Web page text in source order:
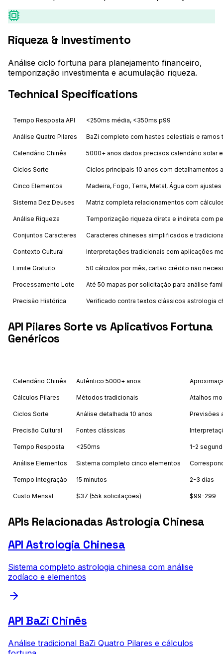
Riqueza & Investimento
Análise ciclo fortuna para planejamento financeiro,
temporização investimenta e acumulação riqueza.
Technical Specifications
Tempo Resposta API <250ms média, <350ms p99
Análise Quatro Pilares BaZi completo com hastes celestiais e ramos
Calendário Chinês 5000+ anos dados precisos calendário solar
Ciclos Sorte Ciclos principais 10 anos com detalhamentos
Cinco Elementos Madeira, Fogo, Terra, Metal, Água com
Sistema Dez Deuses Matriz completa relacionamentos com
Análise Riqueza Temporização riqueza direta e indireta com
Conjuntos Caracteres Caracteres chineses simplificados e
Contexto Cultural Interpretações tradicionais com aplicações
Limite Gratuito 50 cálculos por mês, cartão crédito não
Processamento Lote Até 50 mapas por solicitação para análise
Precisão Histórica Verificado contra textos clássicos astrologia
API Pilares Sorte vs Aplicativos Fortuna
Genéricos
Calendário Chinês Autêntico 5000+ anos
Cálculos Pilares Métodos tradicionais Atalhos
Ciclos Sorte Análise detalhada 10 anos Previsões
Precisão Cultural Fontes clássicas
Tempo Resposta <250ms 1-2
Análise Elementos Sistema completo cinco elementos
Tempo Integração 15 minutos 2-3 dias
Custo Mensal $37 (55k solicitações) $99-299
APIs Relacionadas Astrologia Chinesa
API Astrologia Chinesa
Sistema completo astrologia chinesa com análise
zodíaco e elementos
API BaZi Chinês
Análise tradicional BaZi Quatro Pilares e cálculos